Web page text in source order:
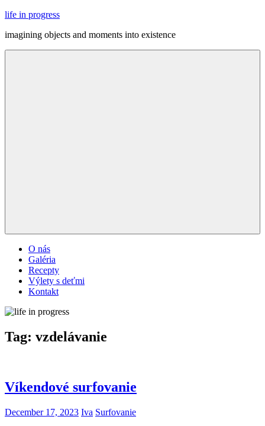
Skip
content
life in progress
imagining objects and moments into existence
O nás
Galéria
Recepty
Výlety s deťmi
Kontakt
Tag: vzdelávanie
Víkendové surfovanie
December 17, 2023 Iva Surfovanie